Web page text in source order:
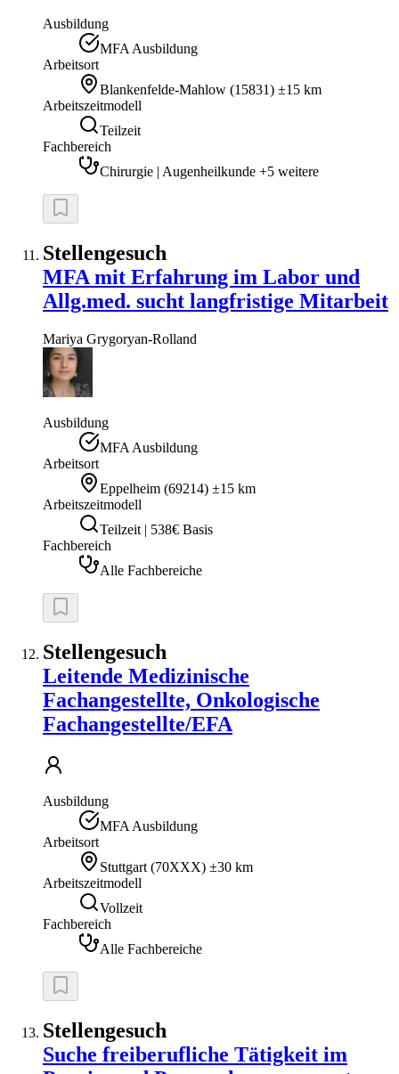
Ausbildung
MFA Ausbildung
Arbeitsort
Blankenfelde-Mahlow (15831) ±15 km
Arbeitszeitmodell
Teilzeit
Fachbereich
Chirurgie | Augenheilkunde +5 weitere
Stellengesuch
MFA mit Erfahrung im Labor und
Allg.med. sucht langfristige Mitarbeit
Mariya Grygoryan-Rolland
Ausbildung
MFA Ausbildung
Arbeitsort
Eppelheim (69214) ±15 km
Arbeitszeitmodell
Teilzeit | 538€ Basis
Fachbereich
Alle Fachbereiche
Stellengesuch
Leitende Medizinische
Fachangestellte, Onkologische
Fachangestellte/EFA
Ausbildung
MFA Ausbildung
Arbeitsort
Stuttgart (70XXX) ±30 km
Arbeitszeitmodell
Vollzeit
Fachbereich
Alle Fachbereiche
Stellengesuch
Suche freiberufliche Tätigkeit im